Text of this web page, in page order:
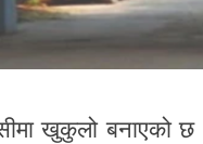
सीमा खुकुलो